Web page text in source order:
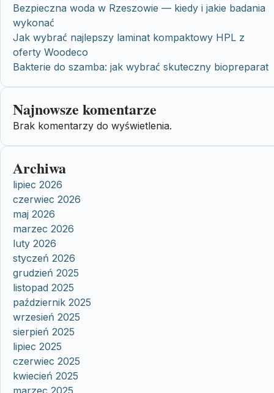
Bezpieczna woda w Rzeszowie — kiedy i jakie badania
wykonać
Jak wybrać najlepszy laminat kompaktowy HPL z
oferty Woodeco
Bakterie do szamba: jak wybrać skuteczny biopreparat
Najnowsze komentarze
Brak komentarzy do wyświetlenia.
Archiwa
lipiec 2026
czerwiec 2026
maj 2026
marzec 2026
luty 2026
styczeń 2026
grudzień 2025
listopad 2025
październik 2025
wrzesień 2025
sierpień 2025
lipiec 2025
czerwiec 2025
kwiecień 2025
marzec 2025